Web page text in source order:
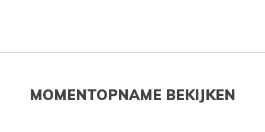
MOMENTOPNAME BEKIJKEN